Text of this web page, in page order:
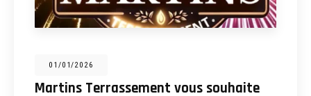
31/12/2025
Martins Terrassement : entreprise de